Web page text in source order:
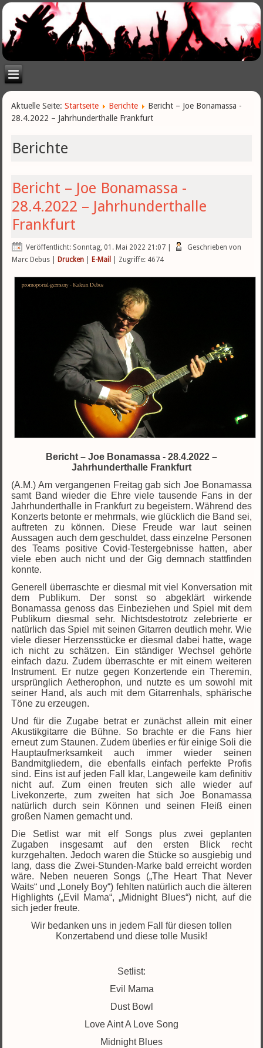
Aktuelle Seite:Startseite Berichte
Bericht – Joe Bonamassa -
28.4.2022 – Jahrhunderthalle Frankfurt
Berichte
Bericht – Joe Bonamassa -
28.4.2022 – Jahrhunderthalle
Frankfurt
Veröffentlicht: Sonntag, 01. Mai 2022 21:07
Geschrieben von
Marc Debus
Drucken E-Mail | Zugriffe: 4674
Bericht – Joe Bonamassa - 28.4.2022 –
Jahrhunderthalle Frankfurt
(A.M.) Am vergangenen Freitag gab sich Joe Bonamassa
samt Band wieder die Ehre viele tausende Fans in der
Jahrhunderthalle in Frankfurt zu begeistern. Während des
Konzerts betonte er mehrmals, wie glücklich die Band sei,
auftreten zu können. Diese Freude war laut seinen
Aussagen auch dem geschuldet, dass einzelne Personen
des Teams positive Covid-Testergebnisse hatten, aber
viele eben auch nicht und der Gig demnach stattfinden
konnte.
Generell überraschte er diesmal mit viel Konversation mit
dem Publikum. Der sonst so abgeklärt wirkende
Bonamassa genoss das Einbeziehen und Spiel mit dem
Publikum diesmal sehr. Nichtsdestotrotz zelebrierte er
natürlich das Spiel mit seinen Gitarren deutlich mehr. Wie
viele dieser Herzensstücke er diesmal dabei hatte, wage
ich nicht zu schätzen. Ein ständiger Wechsel gehörte
einfach dazu. Zudem überraschte er mit einem weiteren
Instrument. Er nutze gegen Konzertende ein Theremin,
ursprünglich Aetherophon, und nutzte es um sowohl mit
seiner Hand, als auch mit dem Gitarrenhals, sphärische
Töne zu erzeugen.
Und für die Zugabe betrat er zunächst allein mit einer
Akustikgitarre die Bühne. So brachte er die Fans hier
erneut zum Staunen. Zudem überlies er für einige Soli die
Hauptaufmerksamkeit auch immer wieder seinen
Bandmitgliedern, die ebenfalls einfach perfekte Profis
sind. Eins ist auf jeden Fall klar, Langeweile kam definitiv
nicht auf. Zum einen freuten sich alle wieder auf
Livekonzerte, zum zweiten hat sich Joe Bonamassa
natürlich durch sein Können und seinen Fleiß einen
großen Namen gemacht und.
Die Setlist war mit elf Songs plus zwei geplanten
Zugaben insgesamt auf den ersten Blick recht
kurzgehalten. Jedoch waren die Stücke so ausgiebig und
lang, dass die Zwei-Stunden-Marke bald erreicht worden
wäre. Neben neueren Songs („The Heart That Never
Waits“ und „Lonely Boy“) fehlten natürlich auch die älteren
Highlights („Evil Mama“, „Midnight Blues“) nicht, auf die
sich jeder freute.
Wir bedanken uns in jedem Fall für diesen tollen
Konzertabend und diese tolle Musik!
Setlist:
Evil Mama
Dust Bowl
Love Aint A Love Song
Midnight Blues